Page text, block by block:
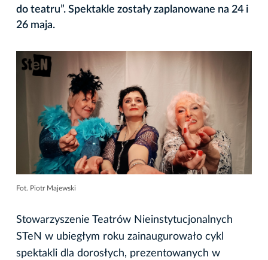
do teatru”. Spektakle zostały zaplanowane na 24 i
26 maja.
Fot. Piotr Majewski
Stowarzyszenie Teatrów Nieinstytucjonalnych
STeN w ubiegłym roku zainaugurowało cykl
spektakli dla dorosłych, prezentowanych w